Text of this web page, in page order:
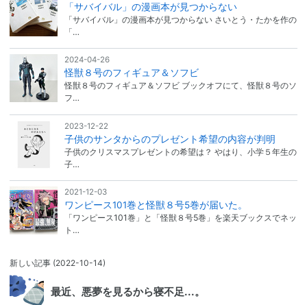
「サバイバル」の漫画本が見つからない
「サバイバル」の漫画本が見つからない さいとう・たかを作の
「…
2024-04-26
怪獣８号のフィギュア＆ソフビ
怪獣８号のフィギュア＆ソフビ ブックオフにて、怪獣８号のソ
フ…
2023-12-22
子供のサンタからのプレゼント希望の内容が判明
子供のクリスマスプレゼントの希望は？ やはり、小学５年生の
子…
2021-12-03
ワンピース101巻と怪獣８号5巻が届いた。
「ワンピース101巻」と「怪獣８号5巻」を楽天ブックスでネッ
ト…
新しい記事 (2022-10-14)
最近、悪夢を見るから寝不足...。